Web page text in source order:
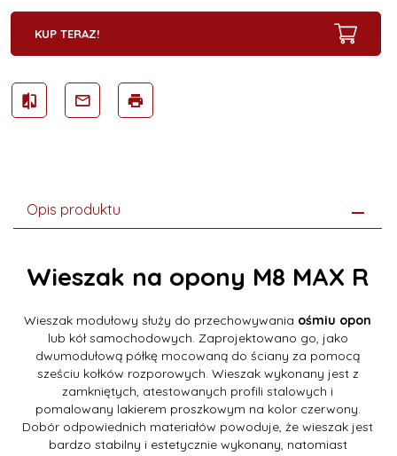
KUP TERAZ!
Opis produktu
Wieszak na opony M8 MAX R
Wieszak modułowy służy do przechowywania ośmiu opon
lub kół samochodowych. Zaprojektowano go, jako
dwumodułową półkę mocowaną do ściany za pomocą
sześciu kołków rozporowych. Wieszak wykonany jest z
zamkniętych, atestowanych profili stalowych i
pomalowany lakierem proszkowym na kolor czerwony.
Dobór odpowiednich materiałów powoduje, że wieszak jest
bardzo stabilny i estetycznie wykonany, natomiast